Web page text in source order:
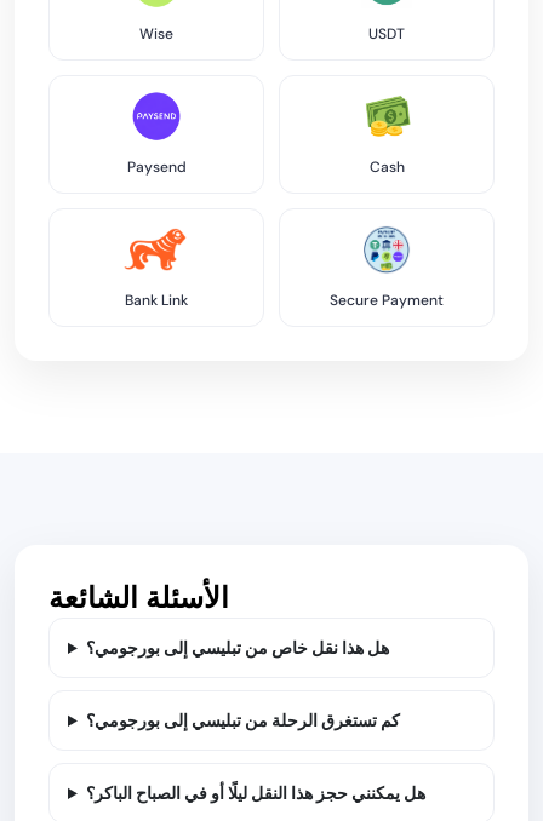
Wise USDT
Paysend Cash
Bank Link Secure Payment
الأسئلة الشائعة
هل هذا نقل خاص من تبليسي إلى بورجومي؟
كم تستغرق الرحلة من تبليسي إلى بورجومي؟
هل يمكنني حجز هذا النقل ليلًا أو في الصباح الباكر؟